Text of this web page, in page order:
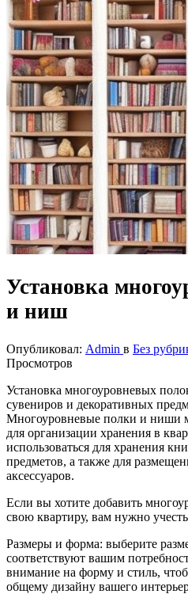
Установка
и ниш
Опубликовал: Admin в Без
Просмотров
Установка многоуровневых
сувениров и декоративных
Многоуровневые полки и ниши
для организации хранения в
использоваться для хранения
предметов, а также для
аксессуаров.
Если вы хотите добавить
свою квартиру, вам нужно
Размеры и форма: выберите
соответствуют вашим
внимание на форму и стиль,
общему дизайну вашего